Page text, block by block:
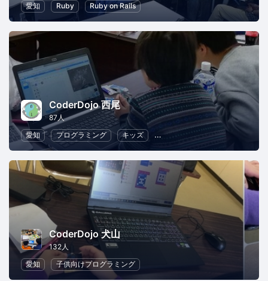
愛知
Ruby Ruby on Rails
CoderDojo 西尾
87人
愛知
プログラミング キッズ 子供向けプログラミング
CoderDojo 犬山
132人
愛知
子供向けプログラミング